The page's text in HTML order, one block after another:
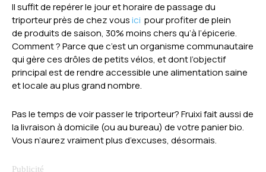
Il suffit de repérer le jour et horaire de passage du
triporteur près de chez vousici pour profiter de plein
de produits de saison, 30% moins chers qu’à l’épicerie.
Comment ? Parce que c’est un organisme communautaire
qui gère ces drôles de petits vélos, et dont l’objectif
principal est de rendre accessible une alimentation saine
et locale au plus grand nombre.
Pas le temps de voir passer le triporteur? Fruixi fait aussi de
la livraison à domicile (ou au bureau) de votre panier bio.
Vous n’aurez vraiment plus d’excuses, désormais.